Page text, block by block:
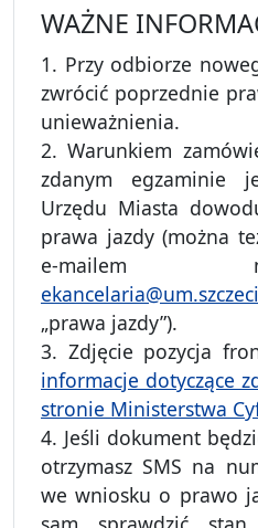
WAŻNE
1. Przy odbiorze
zwrócić poprzednie
unieważnienia.
2. Warunkiem
zdanym egzaminie
Urzędu Miasta
prawa jazdy (można
e-mailem
„prawa jazdy”).
3. Zdjęcie pozycja
informacje dotyczące
stronie Ministerstwa
4. Jeśli dokument
otrzymasz SMS na
we wniosku o prawo